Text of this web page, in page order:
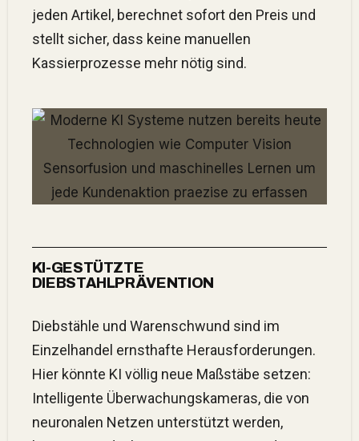
jeden Artikel, berechnet sofort den Preis und
stellt sicher, dass keine manuellen
Kassierprozesse mehr nötig sind.
KI-GESTÜTZTE
DIEBSTAHLPRÄVENTION
Diebstähle und Warenschwund sind im
Einzelhandel ernsthafte Herausforderungen.
Hier könnte KI völlig neue Maßstäbe setzen:
Intelligente Überwachungskameras, die von
neuronalen Netzen unterstützt werden,